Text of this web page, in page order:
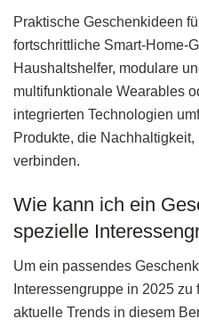
Praktische Geschenkideen
fortschrittliche Smart-Home-
Haushaltshelfer, modulare
multifunktionale Wearables
integrierten Technologien
Produkte, die
verbinden.
Wie kann ich ein
spezielle
Um ein passendes
Interessengruppe in 2025
aktuelle Trends in diesem